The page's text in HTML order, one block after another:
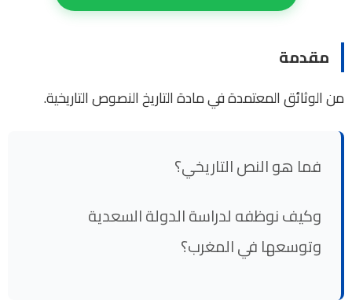
مقدمة
من الوثائق المعتمدة في مادة التاريخ النصوص التاريخية.
فما هو النص التاريخي؟
وكيف نوظفه لدراسة الدولة السعدية
وتوسعها في المغرب؟